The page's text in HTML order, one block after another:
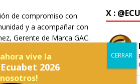
de compromiso con
y a acompañar con
Gerente de Marca GAC.
X :
ahora vive la
2026